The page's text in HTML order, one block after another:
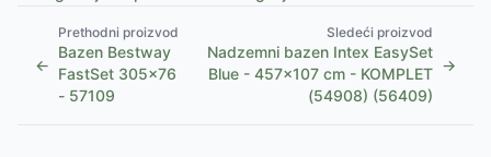
←
Prethodni proizvod
Bazen Bestway
FastSet 305x76
- 57109
Sledeći proizvod
Nadzemni bazen Intex EasySet
Blue - 457x107 cm - KOMPLET
(54908) (56409)
→